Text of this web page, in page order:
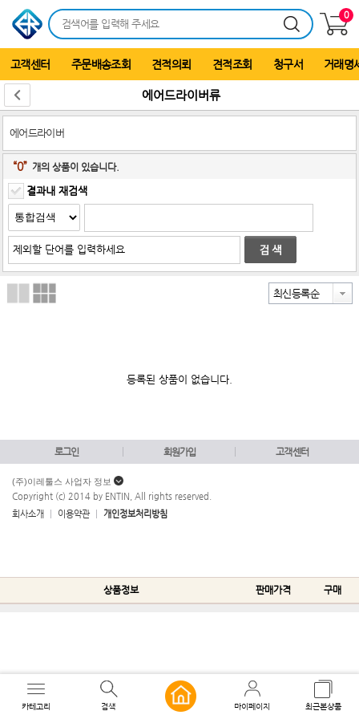
0
고객센터 주문배송조회 견적의뢰 견적조회 청구서 거래명
카테고리 검색 마이페이지 최근본상품
에어드라이버류
에어드라이버
“0” 개의 상품이 있습니다.
결과내 재검색
최신등록순
등록된 상품이 없습니다.
로그인 회원가입 고객센터
(주)이레툴스 사업자 정보
Copyright (c) 2014 by ENTIN, All rights reserved.
회사소개
이용약관 개인정보처리방침
상품정보 판매가격 구매